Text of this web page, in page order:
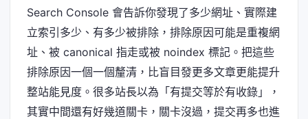
Search Console 會告訴你發現了多少網址、實際建
立索引多少、有多少被排除，排除原因可能是重複網
址、被 canonical 指走或被 noindex 標記。把這些
排除原因一個一個釐清，比盲目發更多文章更能提升
整站能見度。很多站長以為「有提交等於有收錄」，
其實中間還有好幾道關卡，關卡沒過，提交再多也進